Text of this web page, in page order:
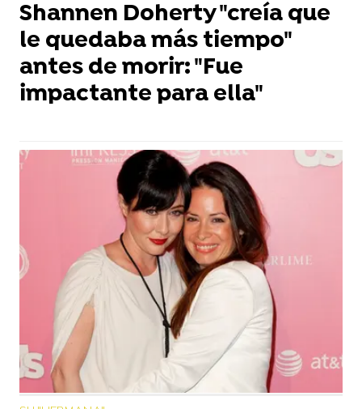
Shannen Doherty "creía que
le quedaba más tiempo"
antes de morir: "Fue
impactante para ella"